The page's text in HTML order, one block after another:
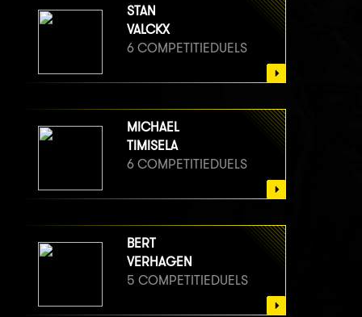
STAN
VALCKX
6 COMPETITIEDUELS
MICHAEL
TIMISELA
6 COMPETITIEDUELS
BERT
VERHAGEN
5 COMPETITIEDUELS